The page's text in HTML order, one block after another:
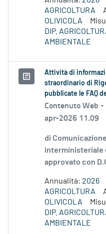
AGRICOLTURA
OLIVICOLA
DIP.
AMBIENTALE
Attività di
straordinario di
pubblicate le FAQ
Contenuto Web -
apr-2026 11.09
di
interministeriale
approvato con
Annualità: 2026
AGRICOLTURA
OLIVICOLA
DIP.
AMBIENTALE